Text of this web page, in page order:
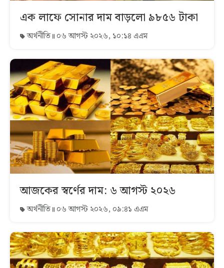
এক লাফে সোনার দাম বাড়লো ৯৮৫৬ টাকা
অর্থনীতি ০৬ আগস্ট ২০২৬, ১০:১৪ এএম
আজকের স্বর্ণের দাম: ৬ আগস্ট ২০২৬
অর্থনীতি ০৬ আগস্ট ২০২৬, ০৯:৪১ এএম